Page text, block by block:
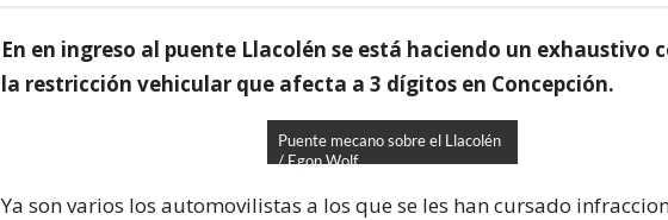
En en ingreso al puente Llacolén se está haciendo un exhaustivo
la restricción vehicular que afecta a 3 dígitos en Concepción.
Puente mecano sobre el Llacolén
/ Egon Wolf
Ya son varios los automovilistas a los que se les han cursado